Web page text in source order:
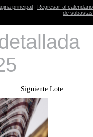
principal | Regresar al calendario
de subastas
Siguiente Lote